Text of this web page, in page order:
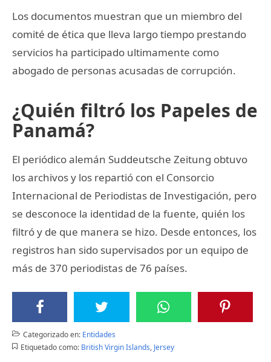
Los documentos muestran que un miembro del
comité de ética que lleva largo tiempo prestando
servicios ha participado ultimamente como
abogado de personas acusadas de corrupción.
¿Quién filtró los Papeles de
Panamá?
El periódico alemán Suddeutsche Zeitung obtuvo
los archivos y los repartió con el Consorcio
Internacional de Periodistas de Investigación, pero
se desconoce la identidad de la fuente, quién los
filtró y de que manera se hizo. Desde entonces, los
registros han sido supervisados por un equipo de
más de 370 periodistas de 76 países.
Categorizado en: Entidades
Etiquetado como: British Virgin Islands, Jersey